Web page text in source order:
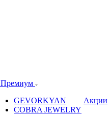
Премиум
GEVORKYAN
COBRA JEWELRY
Акции